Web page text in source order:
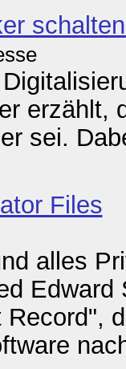
erzählt,
sei.
Files
alles
Record",